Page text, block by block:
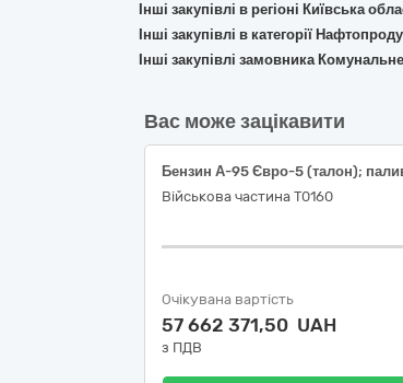
Інші закупівлі в регіоні Київська
Інші закупівлі в категорії
Інші закупівлі замовника
Вас може зацікавити
Військова частина Т0160
Очікувана вартість
57 662 371,50 UAH
з ПДВ